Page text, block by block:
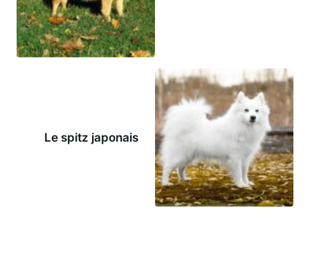
Le spitz japonais